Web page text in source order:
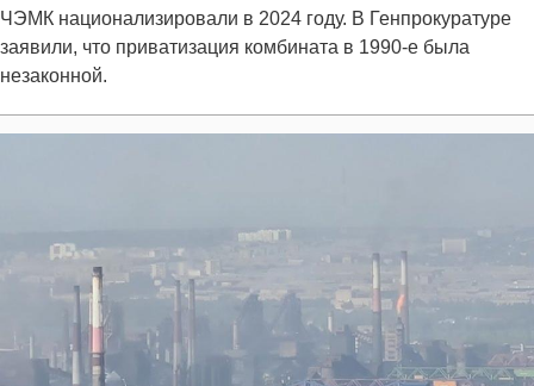
ЧЭМК национализировали в 2024 году. В Генпрокуратуре
заявили, что приватизация комбината в 1990-е была
незаконной.